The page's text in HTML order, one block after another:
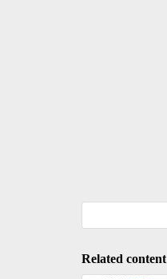
Related content